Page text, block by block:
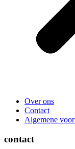
Over ons
Contact
Algemene
contact